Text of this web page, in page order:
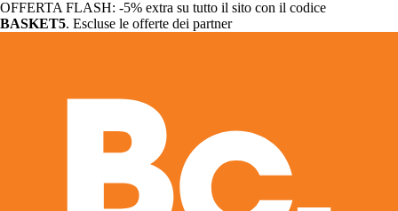
OFFERTA FLASH: -5% extra su tutto il sito con il codice
BASKET5. Escluse le offerte dei partner